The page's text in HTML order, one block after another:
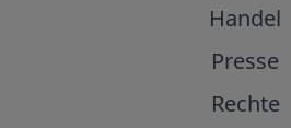
Handel
Presse
Rechte